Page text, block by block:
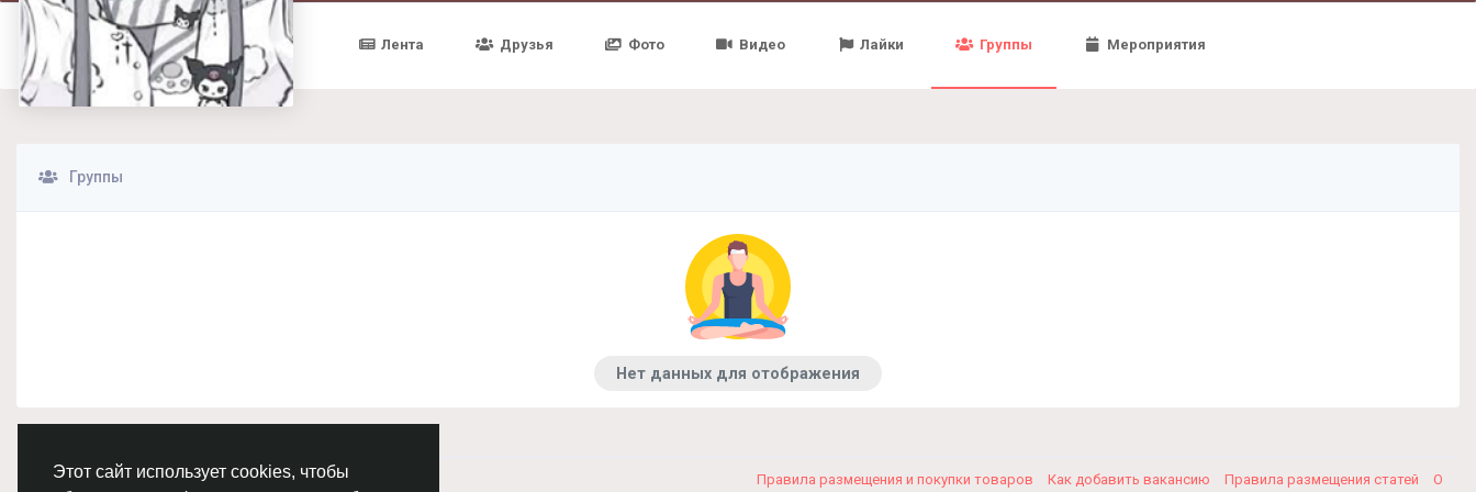
Этот сайт использует cookies, чтобы
Лента Друзья Фото Видео Лайки Группы Мероприятия
Группы
Нет данных для отображения
© 2026 Chimba! Русский Правила размещения и покупки товаров Как добавить вакансию Правила размещения статей О